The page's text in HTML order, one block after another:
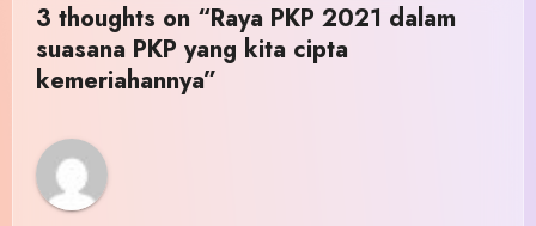
3 thoughts on “Raya PKP 2021 dalam
suasana PKP yang kita cipta
kemeriahannya”